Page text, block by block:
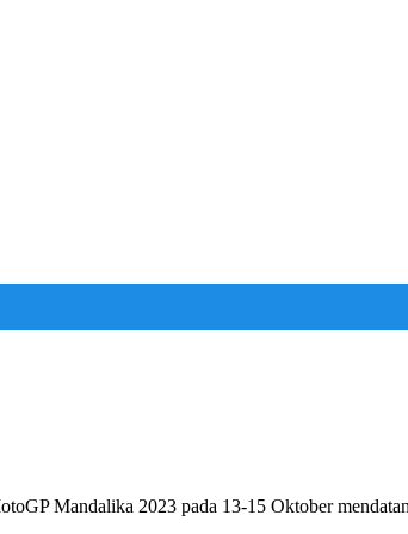
Mandalika 2023 pada 13-15 Oktober